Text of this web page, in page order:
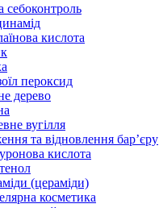
себоконтроль
кислота
пероксид
дерево
вугілля
та відновлення бар’єру
кислота
(цераміди)
косметика